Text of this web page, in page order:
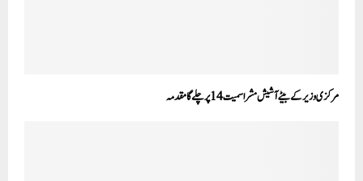
مرکزی وزیر کے بیٹے آشیش مشرا سمیت 14 پر چلے گا مقدمہ